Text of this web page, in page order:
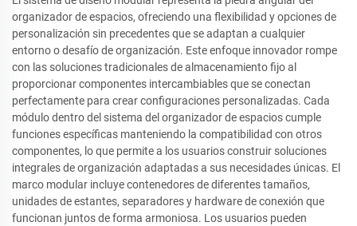
organizador de espacios, ofreciendo una flexibilidad y opciones de
personalización sin precedentes que se adaptan a cualquier
entorno o desafío de organización. Este enfoque innovador rompe
con las soluciones tradicionales de almacenamiento fijo al
proporcionar componentes intercambiables que se conectan
perfectamente para crear configuraciones personalizadas. Cada
módulo dentro del sistema del organizador de espacios cumple
funciones específicas manteniendo la compatibilidad con otros
componentes, lo que permite a los usuarios construir soluciones
integrales de organización adaptadas a sus necesidades únicas. El
marco modular incluye contenedores de diferentes tamaños,
unidades de estantes, separadores y hardware de conexión que
funcionan juntos de forma armoniosa. Los usuarios pueden